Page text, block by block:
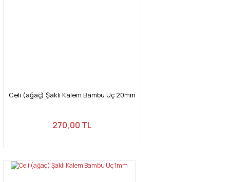
Celi (ağaç) Şaklı Kalem Bambu Uç 20mm
270,00 TL